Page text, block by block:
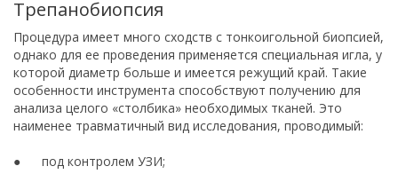
Трепанобиопсия
Процедура имеет много сходств с тонкоигольной биопсией,
однако для ее проведения применяется специальная игла, у
которой диаметр больше и имеется режущий край. Такие
особенности инструмента способствуют получению для
анализа целого «столбика» необходимых тканей. Это
наименее травматичный вид исследования, проводимый:
● под контролем УЗИ;